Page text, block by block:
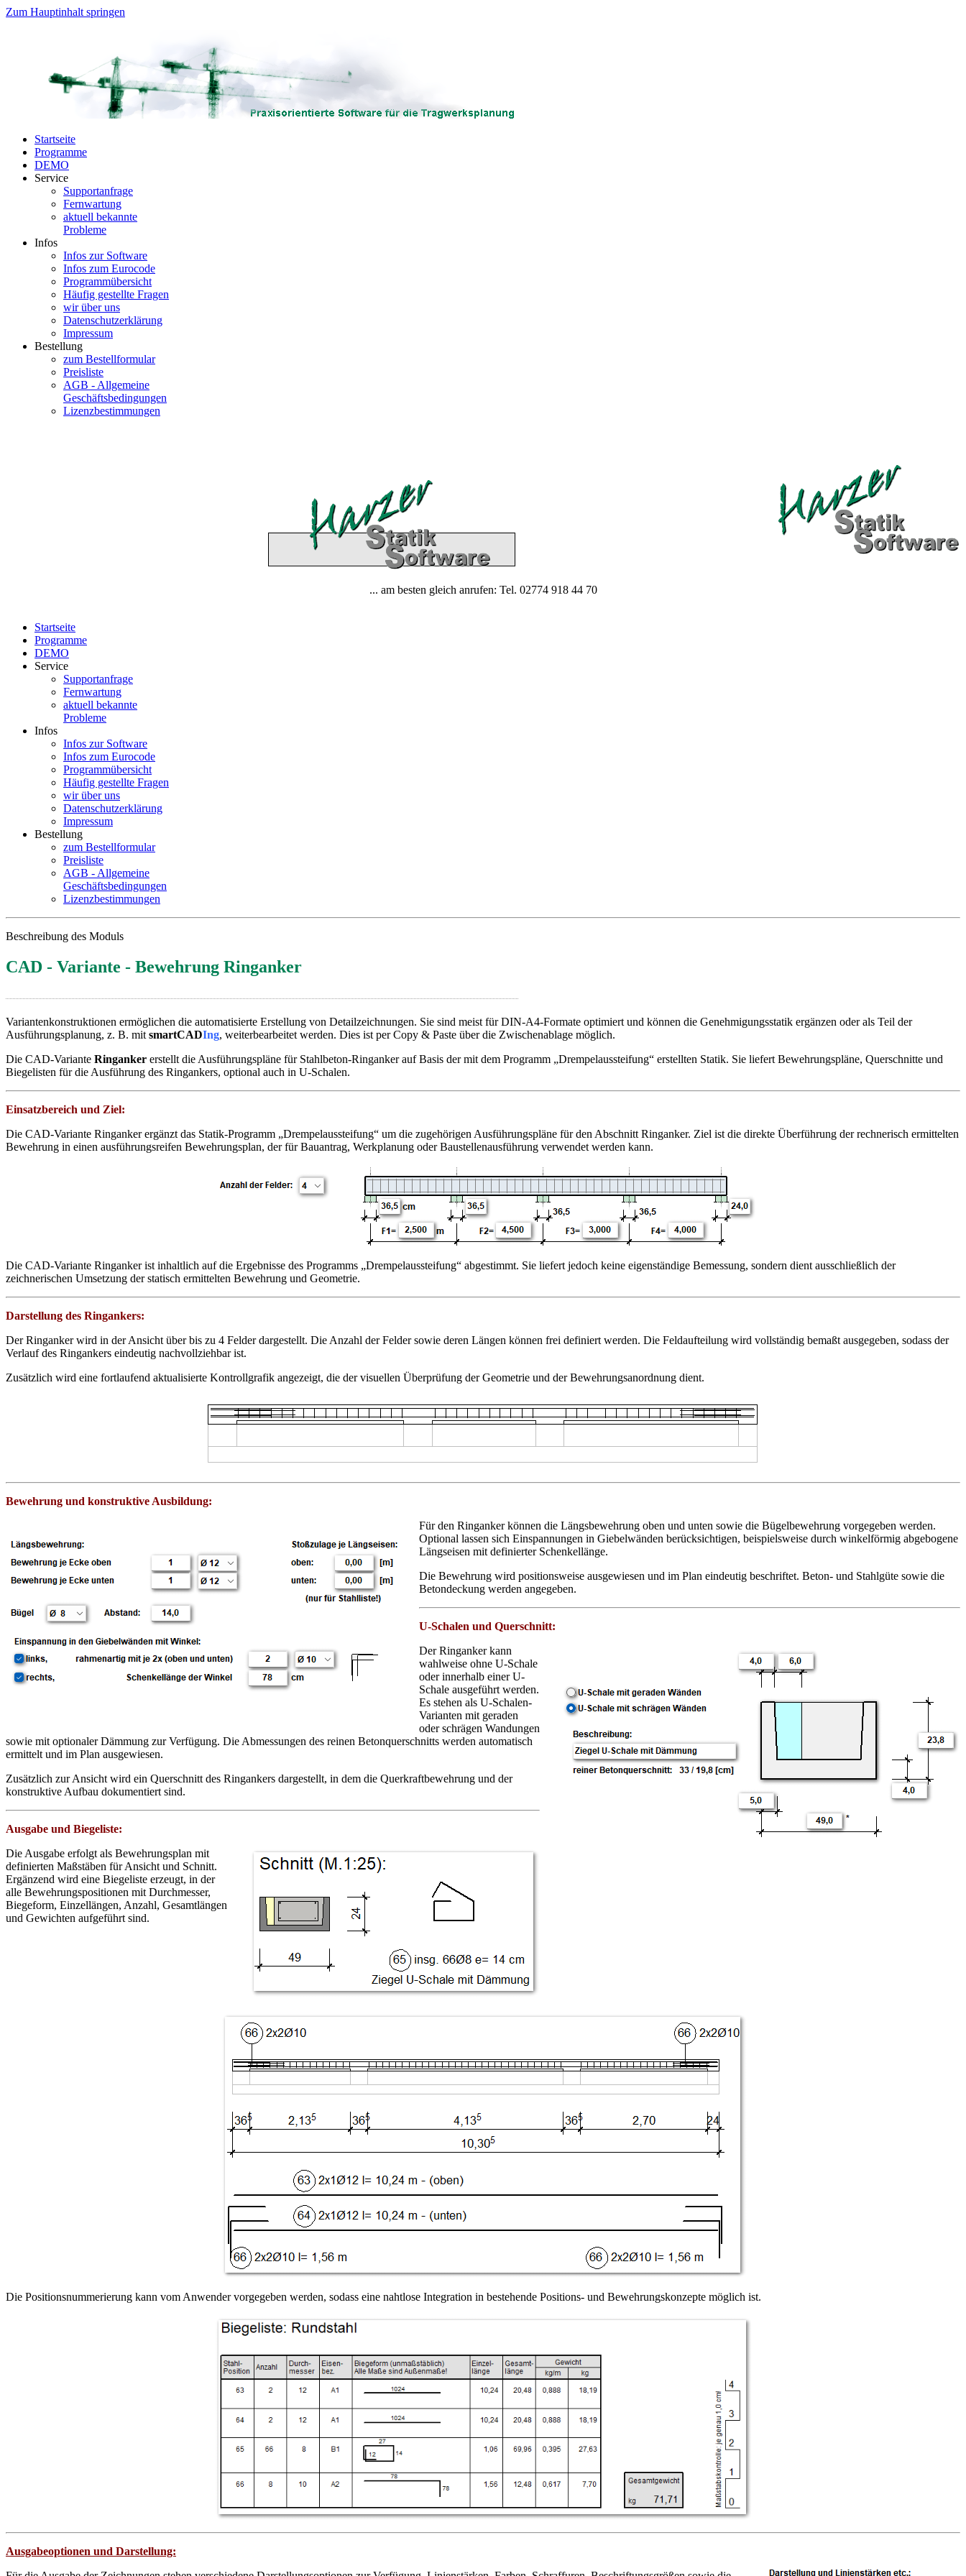
Zum Hauptinhalt springen
Startseite
Programme
DEMO
Service
Supportanfrage
Fernwartung
aktuell bekannte
Probleme
Infos
Infos zur Software
Infos zum Eurocode
Programmübersicht
Häufig gestellte Fragen
wir über uns
Datenschutzerklärung
Impressum
Bestellung
zum Bestellformular
Preisliste
AGB - Allgemeine
Geschäftsbedingungen
Lizenzbestimmungen
... am besten gleich anrufen: Tel. 02774 918 44 70
Startseite
Programme
DEMO
Service
Supportanfrage
Fernwartung
aktuell bekannte
Probleme
Infos
Infos zur Software
Infos zum Eurocode
Programmübersicht
Häufig gestellte Fragen
wir über uns
Datenschutzerklärung
Impressum
Bestellung
zum Bestellformular
Preisliste
AGB - Allgemeine
Geschäftsbedingungen
Lizenzbestimmungen
Beschreibung des Moduls
CAD - Variante - Bewehrung Ringanker
Variantenkonstruktionen ermöglichen die automatisierte Erstellung von Detailzeichnungen. Sie sind meist für DIN-A4-Formate optimiert und können die Genehmigungsstatik ergänzen oder als Teil der
Ausführungsplanung, z. B. mit smartCADIng, weiterbearbeitet werden. Dies ist per Copy & Paste über die Zwischenablage möglich.
Die CAD-Variante Ringanker erstellt die Ausführungspläne für Stahlbeton-Ringanker auf Basis der mit dem Programm „Drempelaussteifung“ erstellten Statik. Sie liefert Bewehrungspläne, Querschnitte und
Biegelisten für die Ausführung des Ringankers, optional auch in U-Schalen.
Einsatzbereich und Ziel:
Die CAD-Variante Ringanker ergänzt das Statik-Programm „Drempelaussteifung“ um die zugehörigen Ausführungspläne für den Abschnitt Ringanker. Ziel ist die direkte Überführung der rechnerisch ermittelten
Bewehrung in einen ausführungsreifen Bewehrungsplan, der für Bauantrag, Werkplanung oder Baustellenausführung verwendet werden kann.
Die CAD-Variante Ringanker ist inhaltlich auf die Ergebnisse des Programms „Drempelaussteifung“ abgestimmt. Sie liefert jedoch keine eigenständige Bemessung, sondern dient ausschließlich der
zeichnerischen Umsetzung der statisch ermittelten Bewehrung und Geometrie.
Darstellung des Ringankers:
Der Ringanker wird in der Ansicht über bis zu 4 Felder dargestellt. Die Anzahl der Felder sowie deren Längen können frei definiert werden. Die Feldaufteilung wird vollständig bemaßt ausgegeben, sodass der
Verlauf des Ringankers eindeutig nachvollziehbar ist.
Zusätzlich wird eine fortlaufend aktualisierte Kontrollgrafik angezeigt, die der visuellen Überprüfung der Geometrie und der Bewehrungsanordnung dient.
Bewehrung und konstruktive Ausbildung:
Für den Ringanker können die Längsbewehrung oben und unten sowie die Bügelbewehrung vorgegeben werden.
Optional lassen sich Einspannungen in Giebelwänden berücksichtigen, beispielsweise durch winkelförmig abgebogene
Längseisen mit definierter Schenkellänge.
Die Bewehrung wird positionsweise ausgewiesen und im Plan eindeutig beschriftet. Beton- und Stahlgüte sowie die
Betondeckung werden angegeben.
U-Schalen und Querschnitt:
Der Ringanker kann
wahlweise ohne U-Schale
oder innerhalb einer U-
Schale ausgeführt werden.
Es stehen als U-Schalen-
Varianten mit geraden
oder schrägen Wandungen
sowie mit optionaler Dämmung zur Verfügung. Die Abmessungen des reinen Betonquerschnitts werden automatisch
ermittelt und im Plan ausgewiesen.
Zusätzlich zur Ansicht wird ein Querschnitt des Ringankers dargestellt, in dem die Querkraftbewehrung und der
konstruktive Aufbau dokumentiert sind.
Ausgabe und Biegeliste:
Die Ausgabe erfolgt als Bewehrungsplan mit
definierten Maßstäben für Ansicht und Schnitt.
Ergänzend wird eine Biegeliste erzeugt, in der
alle Bewehrungspositionen mit Durchmesser,
Biegeform, Einzellängen, Anzahl, Gesamtlängen
und Gewichten aufgeführt sind.
Die Positionsnummerierung kann vom Anwender vorgegeben werden, sodass eine nahtlose Integration in bestehende Positions- und Bewehrungskonzepte möglich ist.
Ausgabeoptionen und Darstellung: